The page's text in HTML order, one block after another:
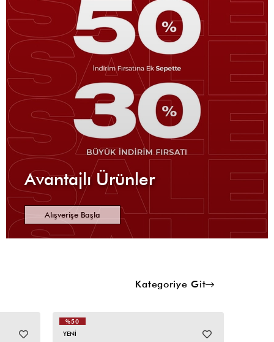
Avantajlı Ürünler
Alışverişe Başla
%50
YENI
Kategoriye Git